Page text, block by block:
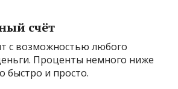
счёт
с возможностью любого
Проценты немного ниже
быстро и просто.